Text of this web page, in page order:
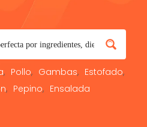
Pollo Gambas
Estofado
Pepino Ensalada